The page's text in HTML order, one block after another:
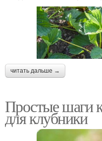
читать дальше →
Простые шаги
для клубники